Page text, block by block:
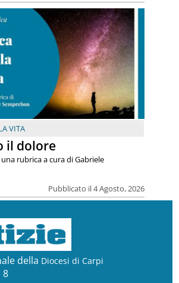
VITA
il dolore
Pubblicato il 4 Agosto, 2026
rubrica a cura di Gabriele
della Diocesi di Carpi
8